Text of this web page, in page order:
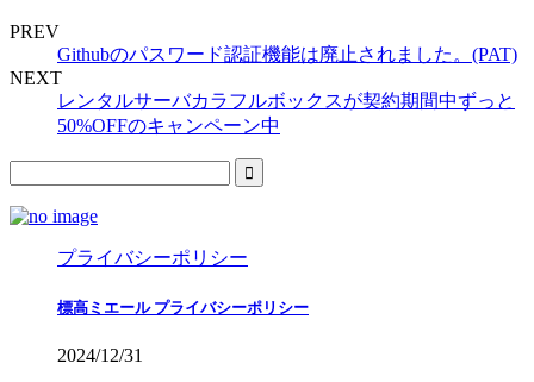
PREV
Githubのパスワード認証機能は廃止されました。(PAT)
NEXT
レンタルサーバカラフルボックスが契約期間中ずっと
50%OFFのキャンペーン中
プライバシーポリシー
標高ミエール プライバシーポリシー
2024/12/31